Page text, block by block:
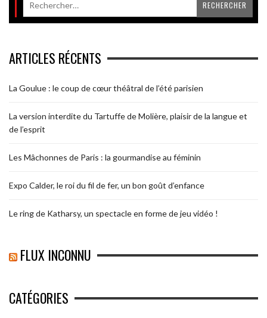
ARTICLES RÉCENTS
La Goulue : le coup de cœur théâtral de l’été parisien
La version interdite du Tartuffe de Molière, plaisir de la langue et
de l’esprit
Les Mâchonnes de Paris : la gourmandise au féminin
Expo Calder, le roi du fil de fer, un bon goût d’enfance
Le ring de Katharsy, un spectacle en forme de jeu vidéo !
FLUX INCONNU
CATÉGORIES